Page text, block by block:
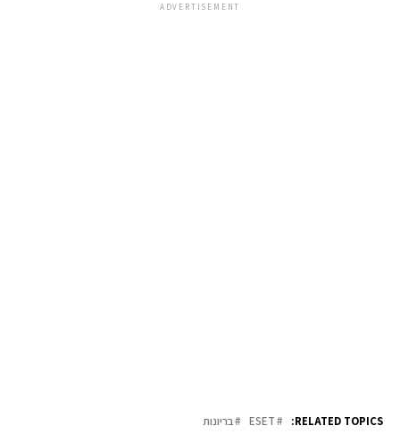
ADVERTISEMENT
RELATED TOPICS:
ESET בריונות